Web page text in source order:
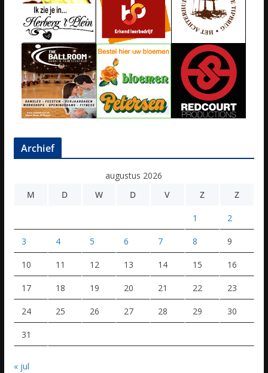
Archief
augustus 2026
M
D W D V Z Z
1 2
3 4 5 6 7 8 9
10 11 12 13 14 15 16
17 18 19 20 21 22 23
24 25 26 27 28 29 30
31
« jul